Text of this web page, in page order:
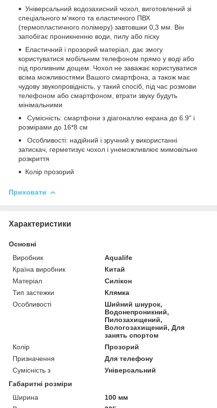
Універсальний водозахисний чохол, виготовлений зі
спеціального м'якого та еластичного ПВХ
(термопластичного полімеру) завтовшки 0,3 мм. Він
запобігає проникненню води, пилу або піску
Еластичний і прозорий матеріал, дає змогу
користуватися мобільним телефоном прямо у воді або
під проливним дощем. Чохол не заважає користуватися
всіма можливостями Вашого смартфона, а також має
чудову звукопровідність, у такий спосіб, під час розмови
телефоном або смартфоном, втрати звуку будуть
мінімальними
Сумісність: смартфони з діагоналлю екрана до 6.9" і
розмірами до 16*8 см
Особливості: надійний і зручний у використанні
затискач, герметизує чохол і унеможливлює мимовільне
розкриття
Колір прозорий
Приховати
Характеристики
Основні
Виробник
Aqualife
Країна виробник
Китай
Матеріал
Силікон
Тип застежки
Клямка
Особливості
Шийний шнурок,
Водонепроникний,
Пилозахищений,
Вологозахищений, Для
занять спортом
Колір
Прозорий
Призначення
Для телефону
Сумісність з
Універсальний
Габаритні розміри
Ширина
100 мм